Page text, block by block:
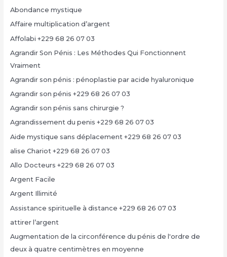
Abondance mystique
Affaire multiplication d’argent
Affolabi +229 68 26 07 03
Agrandir Son Pénis : Les Méthodes Qui Fonctionnent
Vraiment
Agrandir son pénis : pénoplastie par acide hyaluronique
Agrandir son pénis +229 68 26 07 03
Agrandir son pénis sans chirurgie ?
Agrandissement du penis +229 68 26 07 03
Aide mystique sans déplacement +229 68 26 07 03
alise Chariot +229 68 26 07 03
Allo Docteurs +229 68 26 07 03
Argent Facile
Argent Illimité
Assistance spirituelle à distance +229 68 26 07 03
attirer l’argent
Augmentation de la circonférence du pénis de l'ordre de
deux à quatre centimètres en moyenne